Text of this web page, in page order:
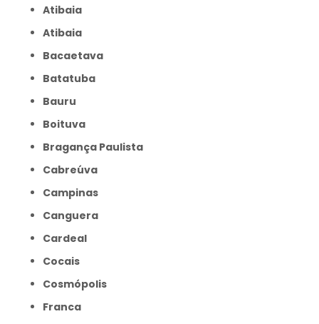
Atibaia
Atibaia
Bacaetava
Batatuba
Bauru
Boituva
Bragança Paulista
Cabreúva
Campinas
Canguera
Cardeal
Cocais
Cosmópolis
Franca